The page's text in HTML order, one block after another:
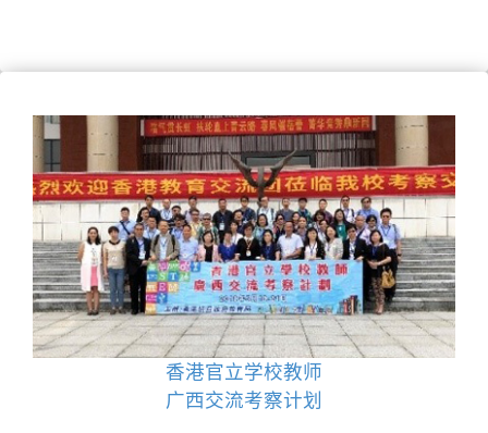
香港官立学校教师
广西交流考察计划